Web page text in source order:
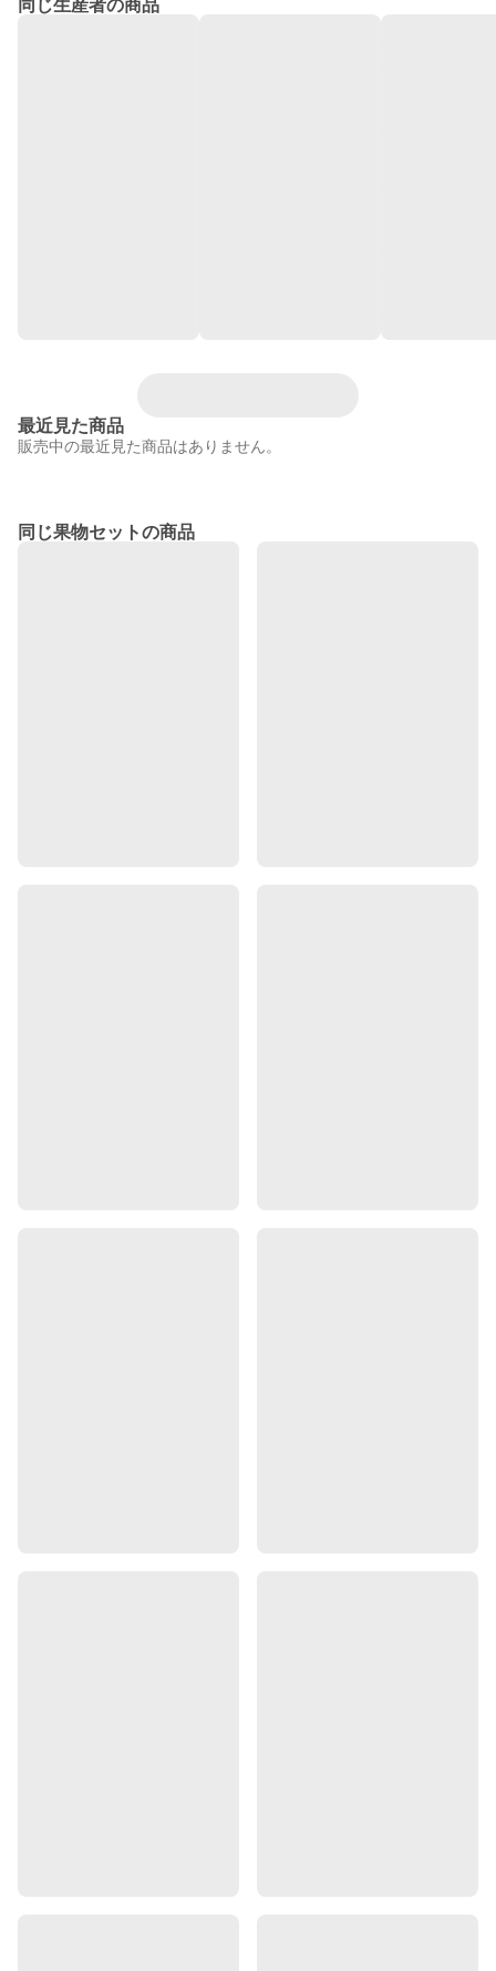
同じ生産者の商品
最近見た商品
販売中の最近見た商品はありません。
同じ果物セットの商品